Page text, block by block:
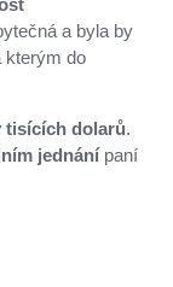
a byla by
kterým do
tisících dolarů.
jednánípaní